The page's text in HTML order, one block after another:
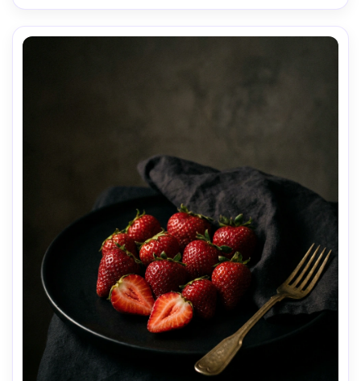
gamme, détails nets, ombres naturelles --ar 4:5